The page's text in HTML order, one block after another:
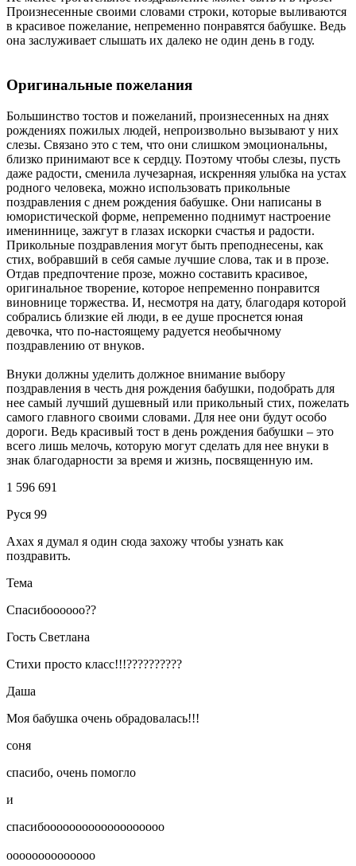
Произнесенные своими словами строки, которые выливаются
в красивое пожелание, непременно понравятся бабушке. Ведь
она заслуживает слышать их далеко не один день в году.
Оригинальные пожелания
Большинство тостов и пожеланий, произнесенных на днях
рождениях пожилых людей, непроизвольно вызывают у них
слезы. Связано это с тем, что они слишком эмоциональны,
близко принимают все к сердцу. Поэтому чтобы слезы, пусть
даже радости, сменила лучезарная, искренняя улыбка на устах
родного человека, можно использовать прикольные
поздравления с днем рождения бабушке. Они написаны в
юмористической форме, непременно поднимут настроение
имениннице, зажгут в глазах искорки счастья и радости.
Прикольные поздравления могут быть преподнесены, как
стих, вобравший в себя самые лучшие слова, так и в прозе.
Отдав предпочтение прозе, можно составить красивое,
оригинальное творение, которое непременно понравится
виновнице торжества. И, несмотря на дату, благодаря которой
собрались близкие ей люди, в ее душе проснется юная
девочка, что по-настоящему радуется необычному
поздравлению от внуков.
Внуки должны уделить должное внимание выбору
поздравления в честь дня рождения бабушки, подобрать для
нее самый лучший душевный или прикольный стих, пожелать
самого главного своими словами. Для нее они будут особо
дороги. Ведь красивый тост в день рождения бабушки – это
всего лишь мелочь, которую могут сделать для нее внуки в
знак благодарности за время и жизнь, посвященную им.
1 596 691
Руся 99
Ахах я думал я один сюда захожу чтобы узнать как
поздравить.
Тема
Спасибоооооо??
Гость Светлана
Стихи просто класс!!!??????????
Даша
Моя бабушка очень обрадовалась!!!
соня
спасибо, очень помогло
и
спасибооооооооооооооооооо
оооооооооооооо